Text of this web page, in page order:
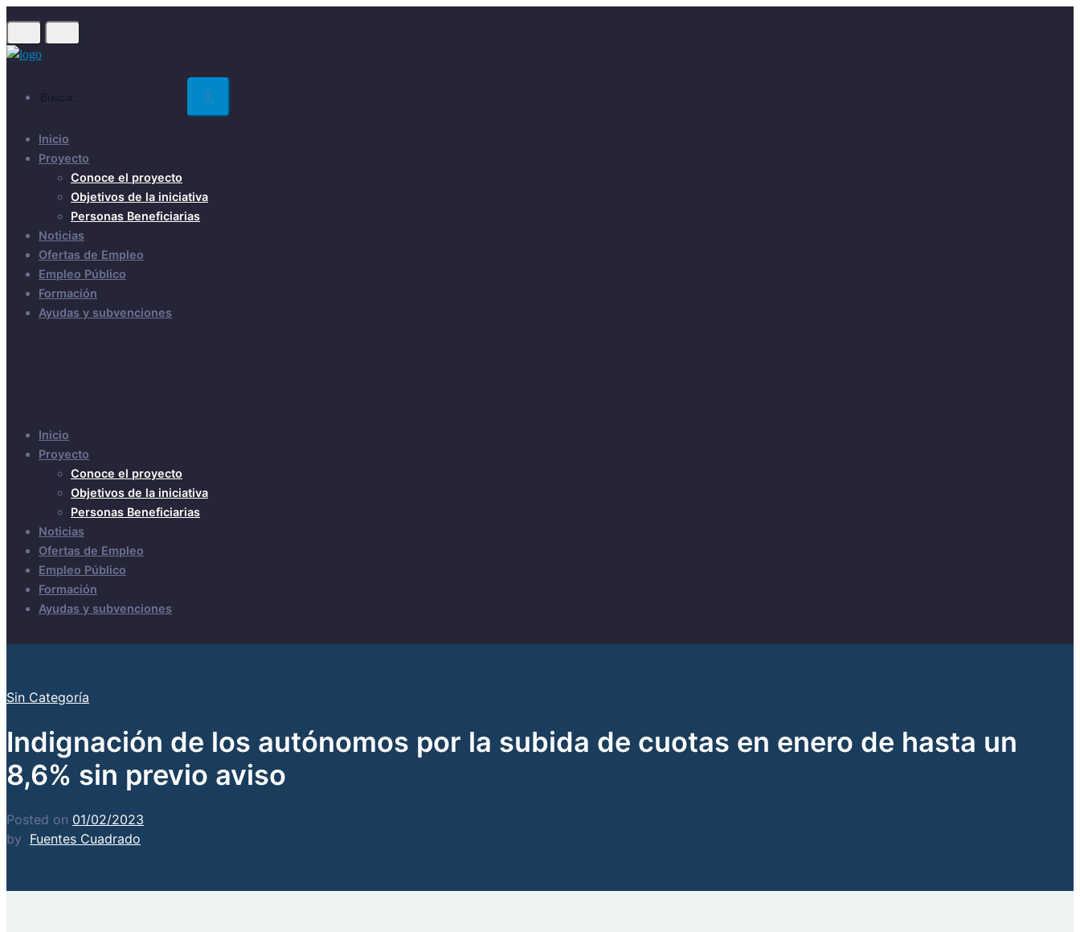
main
Inicio
Proyecto
Conoce el proyecto
Objetivos de la iniciativa
Personas Beneficiarias
Noticias
Ofertas de Empleo
Empleo Público
Formación
Ayudas y subvenciones
Inicio
Proyecto
Conoce el proyecto
Objetivos de la iniciativa
Personas Beneficiarias
Noticias
Ofertas de Empleo
Empleo Público
Formación
Ayudas y subvenciones
Sin Categoría
Indignación de los autónomos por la subida de cuotas en enero de hasta un
8,6% sin previo aviso
Posted on 01/02/2023
by Fuentes Cuadrado